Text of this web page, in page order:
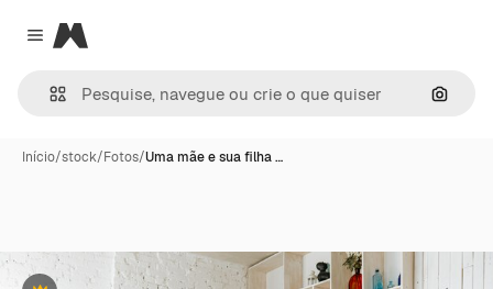
Close menu
Magnific
Início/stock/Fotos/Uma mãe e sua filha …